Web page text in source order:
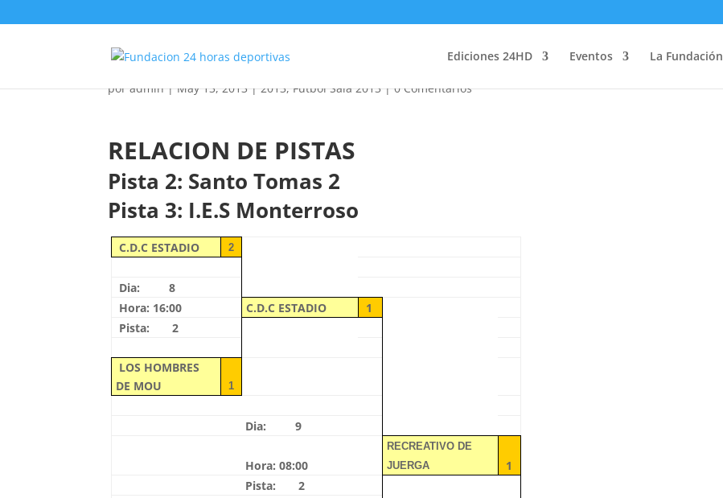
Ediciones 24HD Eventos La Fundación
Futbol Sala Juvenil 2013
poradmin|May 13, 2013|2013,Futbol Sala 2013|0 Comentarios
RELACION DE PISTAS
Pista 2: Santo Tomas 2
Pista 3: I.E.S Monterroso
C.D.C ESTADIO 2
Dia: 8
Hora: 16:00
C.D.C ESTADIO
1
Pista: 2
LOS HOMBRES
DE MOU
1
Dia: 9
Hora: 08:00
RECREATIVO DE
JUERGA
1
Pista: 2